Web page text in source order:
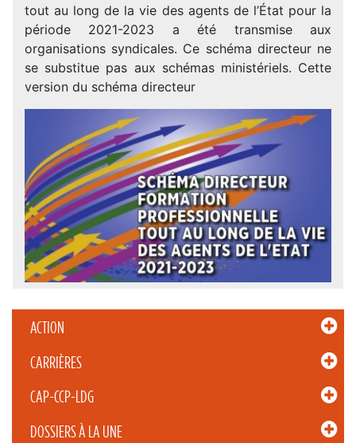
ACTION
CARRIÈRES
CAP-CCP-LDG
DOSSIERS À LA UNE
tout au long de la vie des agents de l’État pour la
période 2021-2023 a été transmise aux
organisations syndicales. Ce schéma directeur ne
se substitue pas aux schémas ministériels. Cette
version du schéma directeur